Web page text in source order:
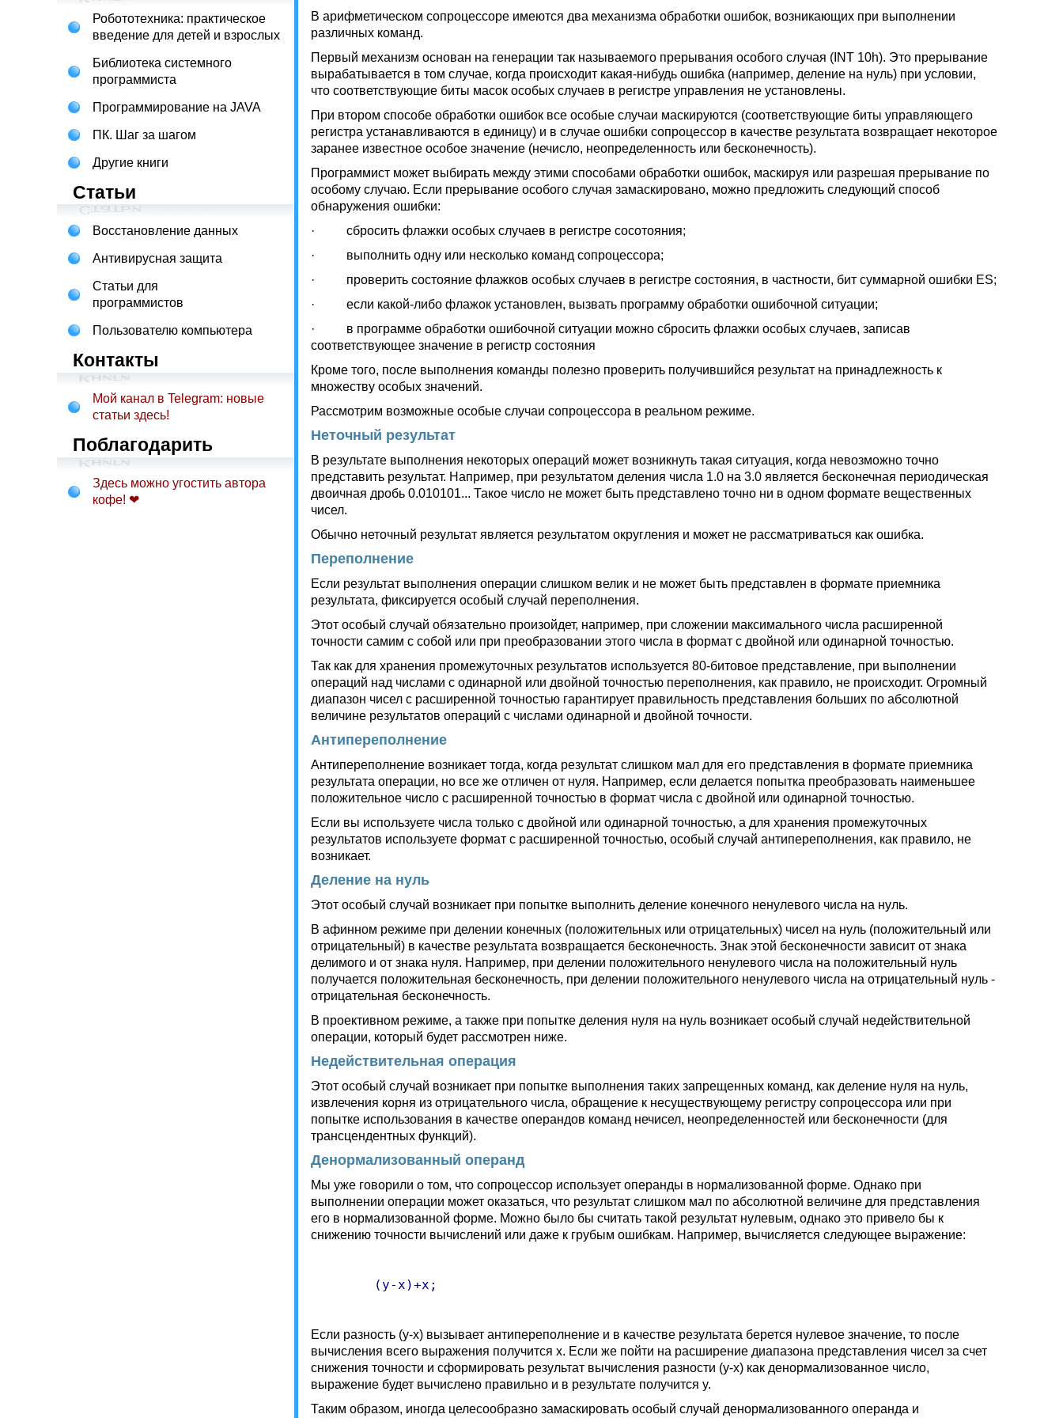
Робототехника: практическое
введение для детей и взрослых
Библиотека системного
программиста
Программирование на JAVA
ПК. Шаг за шагом
Другие книги
Статьи
Восстановление данных
Антивирусная защита
Статьи для
программистов
Пользователю компьютера
Контакты
Мой канал в Telegram: новые
статьи здесь!
Поблагодарить
Здесь можно угостить автора
кофе! ❤
В арифметическом сопроцессоре имеются два механизма обработки ошибок, возникающих при выполнении
различных команд.
Первый механизм основан на генерации так называемого прерывания особого случая (INT 10h). Это прерывание
вырабатывается в том случае, когда происходит какая-нибудь ошибка (например, деление на нуль) при условии,
что соответствующие биты масок особых случаев в регистре управления не установлены.
При втором способе обработки ошибок все особые случаи маскируются (соответствующие биты управляющего
регистра устанавливаются в единицу) и в случае ошибки сопроцессор в качестве результата возвращает некоторое
заранее известное особое значение (нечисло, неопределенность или бесконечность).
Программист может выбирать между этими способами обработки ошибок, маскируя или разрешая прерывание по
особому случаю. Если прерывание особого случая замаскировано, можно предложить следующий способ
обнаружения ошибки:
· сбросить флажки особых случаев в регистре сосотояния;
· выполнить одну или несколько команд сопроцессора;
· проверить состояние флажков особых случаев в регистре состояния, в частности, бит суммарной ошибки ES;
· если какой-либо флажок установлен, вызвать программу обработки ошибочной ситуации;
· в программе обработки ошибочной ситуации можно сбросить флажки особых случаев, записав
соответствующее значение в регистр состояния
Кроме того, после выполнения команды полезно проверить получившийся результат на принадлежность к
множеству особых значений.
Рассмотрим возможные особые случаи сопроцессора в реальном режиме.
Неточный результат
В результате выполнения некоторых операций может возникнуть такая ситуация, когда невозможно точно
представить результат. Например, при результатом деления числа 1.0 на 3.0 является бесконечная периодическая
двоичная дробь 0.010101... Такое число не может быть представлено точно ни в одном формате вещественных
чисел.
Обычно неточный результат является результатом округления и может не рассматриваться как ошибка.
Переполнение
Если результат выполнения операции слишком велик и не может быть представлен в формате приемника
результата, фиксируется особый случай переполнения.
Этот особый случай обязательно произойдет, например, при сложении максимального числа расширенной
точности самим с собой или при преобразовании этого числа в формат с двойной или одинарной точностью.
Так как для хранения промежуточных результатов используется 80-битовое представление, при выполнении
операций над числами с одинарной или двойной точностью переполнения, как правило, не происходит. Огромный
диапазон чисел с расширенной точностью гарантирует правильность представления больших по абсолютной
величине результатов операций с числами одинарной и двойной точности.
Антипереполнение
Антипереполнение возникает тогда, когда результат слишком мал для его представления в формате приемника
результата операции, но все же отличен от нуля. Например, если делается попытка преобразовать наименьшее
положительное число с расширенной точностью в формат числа с двойной или одинарной точностью.
Если вы используете числа только с двойной или одинарной точностью, а для хранения промежуточных
результатов используете формат с расширенной точностью, особый случай антипереполнения, как правило, не
возникает.
Деление на нуль
Этот особый случай возникает при попытке выполнить деление конечного ненулевого числа на нуль.
В афинном режиме при делении конечных (положительных или отрицательных) чисел на нуль (положительный или
отрицательный) в качестве результата возвращается бесконечность. Знак этой бесконечности зависит от знака
делимого и от знака нуля. Например, при делении положительного ненулевого числа на положительный нуль
получается положительная бесконечность, при делении положительного ненулевого числа на отрицательный нуль -
отрицательная бесконечность.
В проективном режиме, а также при попытке деления нуля на нуль возникает особый случай недействительной
операции, который будет рассмотрен ниже.
Недействительная операция
Этот особый случай возникает при попытке выполнения таких запрещенных команд, как деление нуля на нуль,
извлечения корня из отрицательного числа, обращение к несуществующему регистру сопроцессора или при
попытке использования в качестве операндов команд нечисел, неопределенностей или бесконечности (для
трансцендентных функций).
Денормализованный операнд
Мы уже говорили о том, что сопроцессор использует операнды в нормализованной форме. Однако при
выполнении операции может оказаться, что результат слишком мал по абсолютной величине для представления
его в нормализованной форме. Можно было бы считать такой результат нулевым, однако это привело бы к
снижению точности вычислений или даже к грубым ошибкам. Например, вычисляется следующее выражение:
Если разность (y-x) вызывает антипереполнение и в качестве результата берется нулевое значение, то после
вычисления всего выражения получится x. Если же пойти на расширение диапазона представления чисел за счет
снижения точности и сформировать результат вычисления разности (y-x) как денормализованное число,
выражение будет вычислено правильно и в результате получится y.
Таким образом, иногда целесообразно замаскировать особый случай денормализованного операнда и